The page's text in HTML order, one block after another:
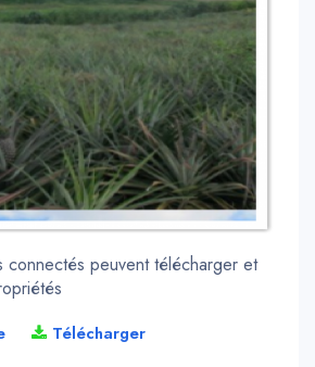
connectés peuvent télécharger et
Télécharger